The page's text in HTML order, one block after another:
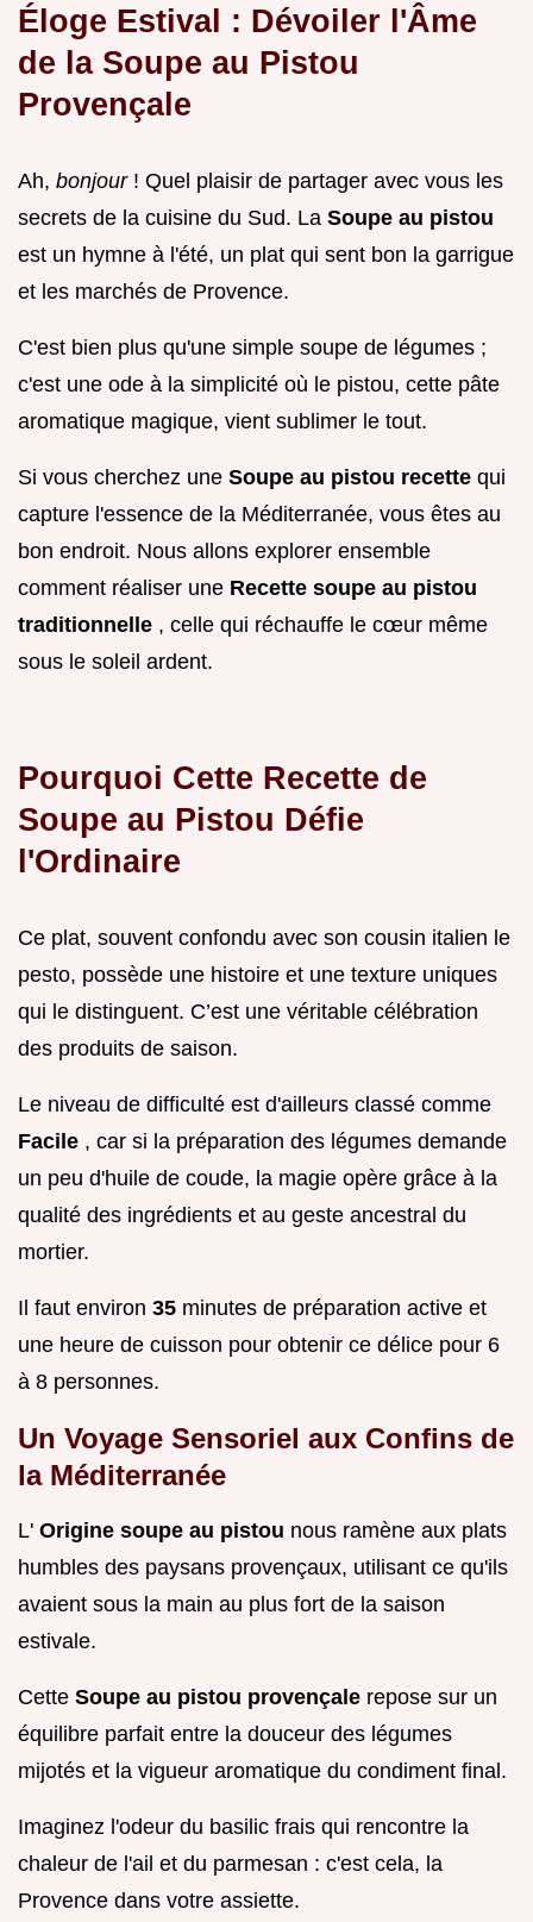
Éloge Estival : Dévoiler l'Âme
de la Soupe au Pistou
Provençale
Ah, bonjour ! Quel plaisir de partager avec vous les
secrets de la cuisine du Sud. La Soupe au pistou
est un hymne à l'été, un plat qui sent bon la garrigue
et les marchés de Provence.
C'est bien plus qu'une simple soupe de légumes ;
c'est une ode à la simplicité où le pistou, cette pâte
aromatique magique, vient sublimer le tout.
Si vous cherchez une Soupe au pistou recette qui
capture l'essence de la Méditerranée, vous êtes au
bon endroit. Nous allons explorer ensemble
comment réaliser une Recette soupe au pistou
traditionnelle , celle qui réchauffe le cœur même
sous le soleil ardent.
Pourquoi Cette Recette de
Soupe au Pistou Défie
l'Ordinaire
Ce plat, souvent confondu avec son cousin italien le
pesto, possède une histoire et une texture uniques
qui le distinguent. C’est une véritable célébration
des produits de saison.
Le niveau de difficulté est d'ailleurs classé comme
Facile , car si la préparation des légumes demande
un peu d'huile de coude, la magie opère grâce à la
qualité des ingrédients et au geste ancestral du
mortier.
Il faut environ 35 minutes de préparation active et
une heure de cuisson pour obtenir ce délice pour 6
à 8 personnes.
Un Voyage Sensoriel aux Confins de
la Méditerranée
L' Origine soupe au pistou nous ramène aux plats
humbles des paysans provençaux, utilisant ce qu'ils
avaient sous la main au plus fort de la saison
estivale.
Cette Soupe au pistou provençale repose sur un
équilibre parfait entre la douceur des légumes
mijotés et la vigueur aromatique du condiment final.
Imaginez l'odeur du basilic frais qui rencontre la
chaleur de l'ail et du parmesan : c'est cela, la
Provence dans votre assiette.